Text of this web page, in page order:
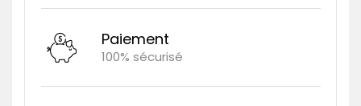
Paiement
100% sécurisé